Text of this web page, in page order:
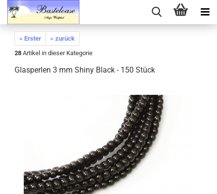
« Erster
« zurück
28 Artikel in dieser Kategorie
Glasperlen 3 mm Shiny Black - 150 Stück